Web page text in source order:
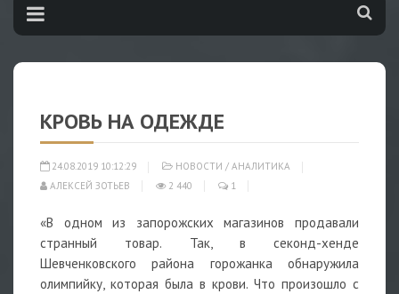
КРОВЬ НА ОДЕЖДЕ
24.08.2019 10:12:29 НОВОСТИ / АНАЛИТИКА
АЛЕКСЕЙ ЗОТЬЕВ
2 440 1
«В одном из запорожских магазинов продавали
странный товар. Так, в секонд-хенде
Шевченковского района горожанка обнаружила
олимпийку, которая была в крови. Что произошло с